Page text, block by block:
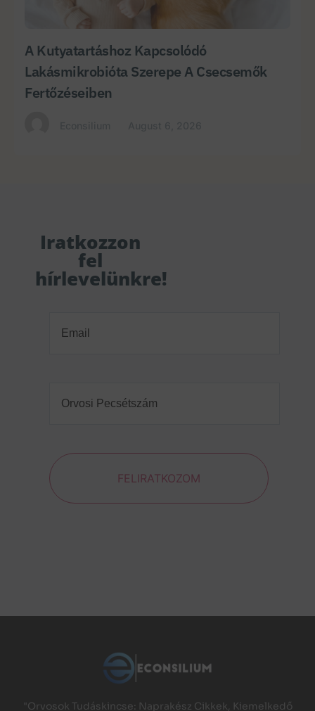
A Kutyatartáshoz Kapcsolódó
Lakásmikrobióta Szerepe A Csecsemők
Fertőzéseiben
Iratkozzon
fel
hírlevelünkre!
Pecsétszám(Required)
FELIRATKOZOM
"Orvosok Tudáskincse: Naprakész Cikkek, Kiemelkedő